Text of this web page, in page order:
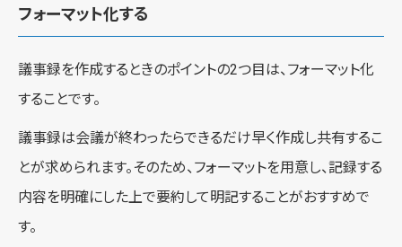
フォーマット化する
議事録を作成するときのポイントの2つ目は、フォーマット化
することです。
議事録は会議が終わったらできるだけ早く作成し共有するこ
とが求められます。そのため、フォーマットを用意し、記録する
内容を明確にした上で要約して明記することがおすすめで
す。